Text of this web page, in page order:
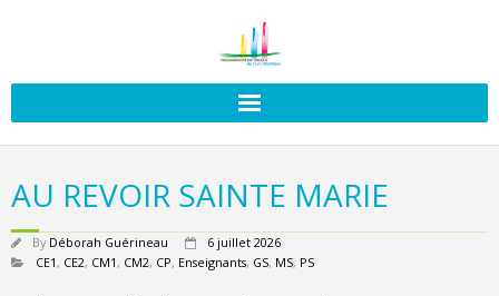
AU REVOIR SAINTE MARIE
By Déborah Guérineau
6 juillet 2026
CE1, CE2, CM1, CM2, CP, Enseignants, GS, MS, PS